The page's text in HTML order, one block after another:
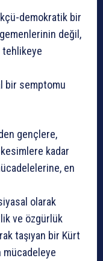
demokratik bir
değil,
tehlikeye
bir semptomu
gençlere,
kadar
en
olarak
ve özgürlük
taşıyan bir Kürt
mücadeleye